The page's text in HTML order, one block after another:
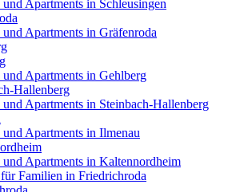
Apartments in Schleusingen
Apartments in Gräfenroda
Apartments in Gehlberg
Hallenberg
Apartments in Steinbach-Hallenberg
Apartments in Ilmenau
Apartments in Kaltennordheim
Familien in Friedrichroda